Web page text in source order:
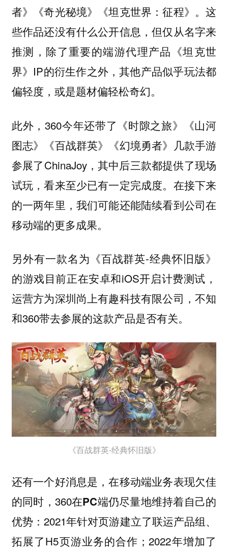
者》《奇光秘境》《坦克世界：征程》。这
些作品还没有什么公开信息，但仅从名字来
推测，除了重要的端游代理产品《坦克世
界》IP的衍生作之外，其他产品似乎玩法都
偏轻度，或是题材偏轻松奇幻。
此外，360今年还带了《时隙之旅》《山河
图志》《百战群英》《幻境勇者》几款手游
参展了ChinaJoy，其中后三款都提供了现场
试玩，看来至少已有一定完成度。在接下来
的一两年里，我们可能还能陆续看到公司在
移动端的更多成果。
另外有一款名为《百战群英-经典怀旧版》
的游戏目前正在安卓和iOS开启计费测试，
运营方为深圳尚上有趣科技有限公司，不知
和360带去参展的这款产品是否有关。
《百战群英-经典怀旧版》
还有一个好消息是，在移动端业务表现欠佳
的同时，360在PC端仍尽量地维持着自己的
优势：2021年针对页游建立了联运产品组、
拓展了H5页游业务的合作；2022年增加了